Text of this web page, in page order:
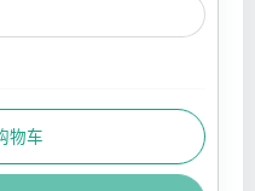
物车